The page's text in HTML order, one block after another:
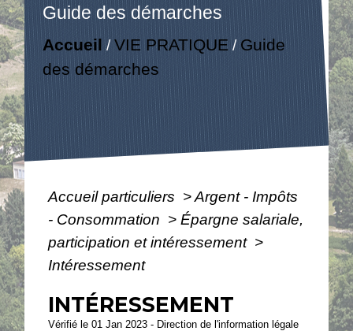
Guide des démarches
Accueil /VIE PRATIQUE / Guide
des démarches
Accueil particuliers >Argent - Impôts
- Consommation > Épargne salariale,
participation et intéressement >
Intéressement
INTÉRESSEMENT
Vérifié le 01 Jan 2023 - Direction de l'information légale